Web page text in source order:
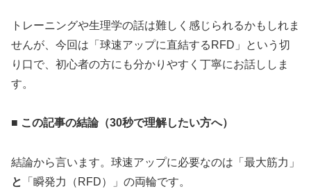
トレーニングや生理学の話は難しく感じられるかもしれま
せんが、今回は「球速アップに直結するRFD」という切
り口で、初心者の方にも分かりやすく丁寧にお話ししま
す。
■ この記事の結論（30秒で理解したい方へ）
結論から言います。球速アップに必要なのは「最大筋力」
と
「瞬発力（RFD）」の両輪です。